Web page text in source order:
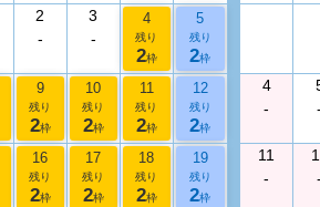
2
-
3
-
4
残り
2枠
5
残り
2枠
9
残り
2枠
10
残り
2枠
11
残り
2枠
12
残り
2枠
16
残り
2枠
17
残り
2枠
18
残り
2枠
19
残り
2枠
4
-
-
11
-
-